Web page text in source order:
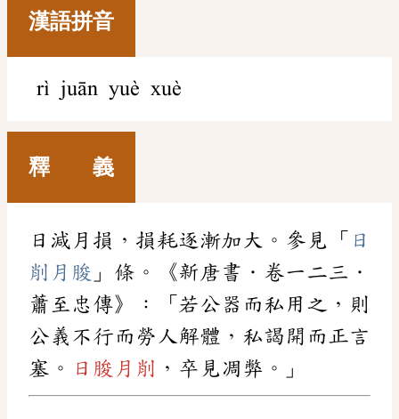
漢語拼音
rì juān yuè xuè
釋 義
日減月損，損耗逐漸加大。參見「 日
削月朘 」條。《新唐書．卷一二三．
蕭至忠傳》：「若公器而私用之，則
公義不行而勞人解體，私謁開而正言
塞。
日朘月削 ，卒見凋弊。」